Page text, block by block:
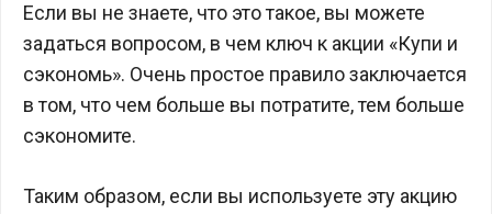
Если вы не знаете, что это такое, вы можете
задаться вопросом, в чем ключ к акции «Купи и
сэкономь». Очень простое правило заключается
в том, что чем больше вы потратите, тем больше
сэкономите.
Таким образом, если вы используете эту акцию